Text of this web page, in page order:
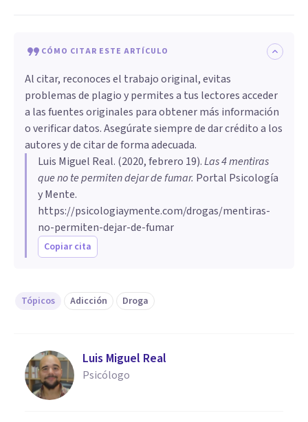
CÓMO CITAR ESTE ARTÍCULO
Al citar, reconoces el trabajo original, evitas
problemas de plagio y permites a tus lectores acceder
a las fuentes originales para obtener más información
o verificar datos. Asegúrate siempre de dar crédito a los
autores y de citar de forma adecuada.
Luis Miguel Real. (2020, febrero 19).Las 4 mentiras
que no te permiten dejar de fumar. Portal Psicología
y Mente.
https://psicologiaymente.com/drogas/mentiras-
no-permiten-dejar-de-fumar
Copiar cita
Tópicos Adicción Droga
Luis Miguel Real
Psicólogo